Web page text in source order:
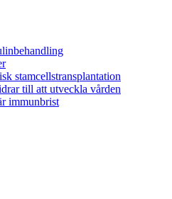
stamcellstransplantation
till att utveckla vården
immunbrist